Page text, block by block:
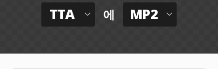
TTA 에 MP2